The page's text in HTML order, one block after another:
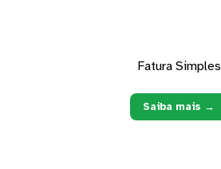
Fatura Simples
Saiba mais →